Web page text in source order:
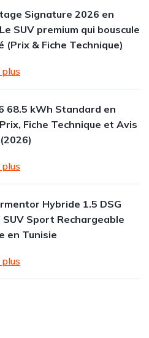
Signature 2026 en
SUV premium qui bouscule
(Prix & Fiche Technique)
68.5 kWh Standard en
Fiche Technique et Avis
Hybride 1.5 DSG
SUV Sport Rechargeable
en Tunisie